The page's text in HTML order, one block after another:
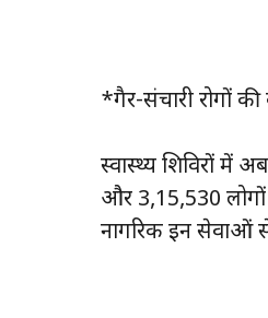
*गैर-संचारी रोगों की
स्वास्थ्य शिविरों में
और 3,15,530 लोगों
नागरिक इन सेवाओं से